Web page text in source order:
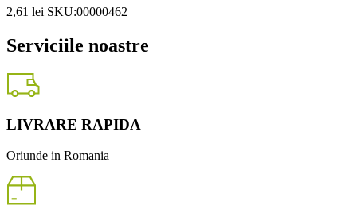
2,61 lei SKU:00000462
Serviciile noastre
LIVRARE RAPIDA
Oriunde in Romania